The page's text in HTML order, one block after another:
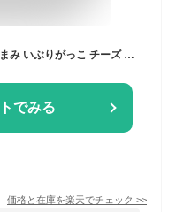
【マツコの知らない世界で紹介】 おつまみ いぶりがっこ チーズ オリーブオイル漬 3個 セット 詰め合わせ おつまみセット つまみ 瓶詰 ワイン 白ワイン ウィスキー ハイボール ビール 日本酒 常温 3000円 おしゃれ ギフト 手土産 高級 お取り寄せ / 公式 ノルテカルタ
でみる
価格と在庫を楽天でチェック >>